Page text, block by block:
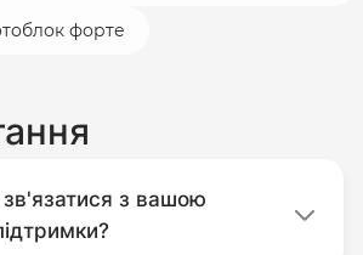
форте
з вашою